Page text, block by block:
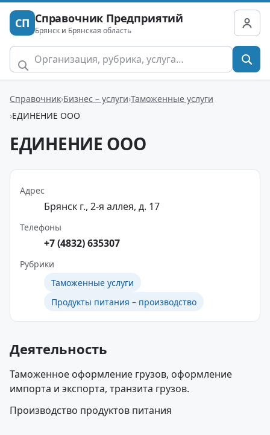
СП Справочник Предприятий
Брянск и Брянская область
Справочник Бизнес – услуги Таможенные услуги
ЕДИНЕНИЕ ООО
ЕДИНЕНИЕ ООО
Адрес
Брянск г., 2-я аллея, д. 17
Телефоны
+7 (4832) 635307
Рубрики
Таможенные услуги
Продукты питания – производство
Деятельность
Таможенное оформление грузов, оформление
импорта и экспорта, транзита грузов.
Производство продуктов питания